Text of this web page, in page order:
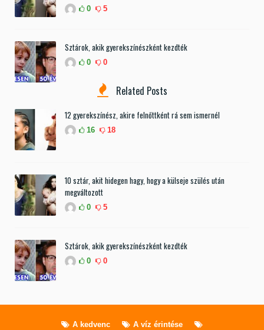
0 5
Sztárok, akik gyerekszínészként kezdték
0 0
Related Posts
12 gyerekszínész, akire felnőttként rá sem ismernél
16 18
10 sztár, akit hidegen hagy, hogy a külseje szülés után
megváltozott
0 5
Sztárok, akik gyerekszínészként kezdték
0 0
A kedvenc A víz érintése